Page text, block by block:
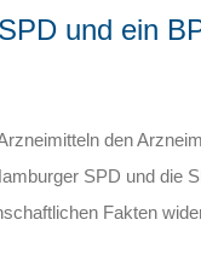
und ein
den
SPD und die
Fakten